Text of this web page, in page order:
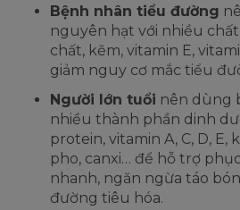
Bệnh nhân tiểu đường
nguyên hạt với nhiều
chất, kẽm, vitamin E,
giảm nguy cơ mắc tiểu
Người lớn tuổi nên dùng
nhiều thành phần dinh
protein, vitamin A, C, D,
pho, canxi… để hỗ trợ
nhanh, ngăn ngừa táo
đường tiêu hóa.